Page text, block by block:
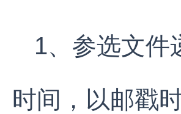
1、参选文件
时间，以邮戳